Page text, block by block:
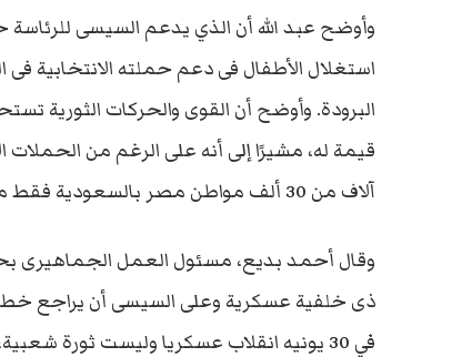
وأوضح عبد الله أن الذي يدعم السيسى للرئاسة
استغلال الأطفال فى دعم حملته الانتخابية
آلاف من 30 ألف مواطن مصر بالسعودية فقط من أدلوا بأصواتهم.
وقال أحمد بديع، مسئول العمل الجماهيرى
ذى خلفية عسكرية وعلى السيسى أن يراجع
في 30 يونيه انقلاب عسكريا وليست ثورة